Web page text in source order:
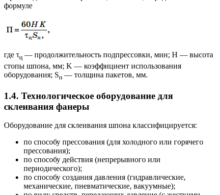
формуле
где τц — продолжительность подпрессовки, мин; H — высота
стопы шпона, мм; K — коэффициент использования
оборудования; Sп — толщина пакетов, мм.
1.4. Технологическое оборудование для
склеивания фанеры
Оборудование для склеивания шпона классифицируется:
по способу прессования (для холодного или горячего
прессования);
по способу действия (непрерывного или
периодического);
по способу создания давления (гидравлические,
механические, пневматические, вакуумные);